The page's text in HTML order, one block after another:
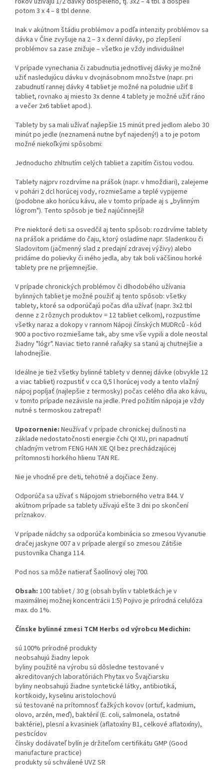
potom 3 x 4 – 8 tbl denne.
Inak v akútnom štádiu problémov a podľa intenzity problémov sa
dávka v Číne zvyšuje na 2 – 3 x denní dávky, po zlepšení
problémov sa zase znižuje – všetko je vždy individuálne!
V prípade vynechania či zabudnutia jednotlivej dávky je možné
užiť nasledujúcu dávku v dvojnásobnom množstve (napr. pri
zabudnutí rannej dávky 4 tabliet je možné na poludnie užiť 8
tabliet, rovnako aj miesto 3x denne 4 tablety je možné užiť ráno
a večer 2x6 tabliet apod.).
Tablety by sa mali užívať najlepšie 15 minút pred jedlom alebo 30
minút po jedle (neznamená nutne byť najedený!) a to je potom
možné niekoľkými spôsobmi:
Jednoducho zhltnutím celých tabliet a zapitím čistou vodou.
Tablety najprv rozdrvíme na prášok (napr. v hmoždiari), zalejeme
v pohári 2 dcl horúcej vody, rozmiešame a teplé vypijeme
(podobne ako horúcu kávu, ale v tomto prípade aj s „bylinným
lógrom"). Tento spôsob je tiež najúčinnejší!
Pre niektoré deti sa osvedčil aj tento spôsob: rozdrvíme tablety
na prášok a pridáme do čaju, ktorý osladíme napr. Sladenkou či
Sladovitom (jačmenný slad z predajní zdravej výživy) alebo
pridáme do polievky či iného jedla, aby tak boli väčšinou horké
tablety pre ne príjemnejšie.
V prípade chronických problémov či dlhodobého užívania
bylinných tabliet je možné použiť aj tento spôsob: všetky
tablety, ktoré sa odporúčajú počas dňa užívať (napr. 3x2 tbl
denne z 2 rôznych produktov = 12 tabliet celkom), rozpustíme
všetky naraz a dokopy v rannom Nápoji čínských MUDRců - kód
900 a poctivo rozmiešame tak, aby sme vše vypili a dole neostal
žiadny "lógr". Naviac tieto ranné raňajky sa stanú aj chutnejšie a
lahodnejšie.
Ideálne je tiež všetky bylinné tablety v dennej dávke (obvykle 12
a viac tabliet) rozpustiť v cca 0,5 l horúcej vody a tento vlažný
nápoj popíjať (najlepšie z termosky) počas celého dňa ako kávu,
v tomto prípade nezávisle na jedle. Pred požitím nápoja je vždy
nutné s termoskou zatrepať!
Upozornenie: Neužívať v prípade chronickej dušnosti na
základe nedostatočnosti energie čchi QI XU, pri napadnutí
chladným vetrom FENG HAN XIE QI bez prechádzajúcej
prítomnosti horkého hlienu TAN RE.
Nie je vhodné pre deti, tehotné a dojčiace ženy.
Odporúča sa užívať s Nápojom strieborného vetra 844. V
akútnom prípade sa tablety užívajú ešte 3 dni po skončení
príznakov.
V prípade nádchy sa odporúča kombinácia so zmesou Vyvanutie
dračej jaskyne 007 a v prípade alergií so zmesou Zátišie
pustovníka Changa 114.
Pod nos sa môže natierať Šaolínový olej 700.
Obsah: 100 tabliet / 30 g (obsah bylín v tabletkách je v
maximálnej možnej koncentrácii 1:5) Pojivo je prírodná celulóza
max. do 1%.
Čínske bylinné zmesi TCM Herbs od výrobcu Medichin:
sú 100% prírodné produkty
neobsahujú žiadny lepok
byliny použité na výrobu sú dôsledne testované v
akreditovaných laboratóriách Phytax vo Švajčiarsku
byliny neobsahujú žiadne syntetické látky, antibiotiká,
kortikoidy, kyselinu aristolochovú
sú testované na prítomnosť ťažkých kovov (ortuť, kadmium,
olovo, arzén, meď), baktérií (E. coli, salmonela, ostatné
baktérie), plesní a kvasiniek (aflatoxíny B1, celkové aflatoxíny),
pesticídov
čínsky dodávateľ bylín je držiteľom certifikátu GMP (Good
manufacture practice)
produkty sú schválené UVZ SR